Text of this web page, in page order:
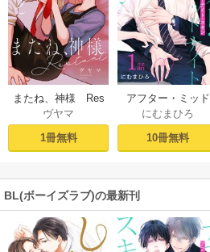
またね、神様 Res
tart［ばら売り］
プロローグ
ヴヤマ
1冊無料
アフター・ミッド
ナイト・スキン
［ばら売り］ 第1話
にむまひろ
10冊無料
BL(ボーイズラブ)の最新刊